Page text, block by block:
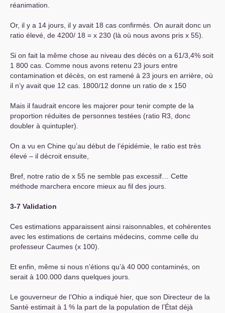
réanimation.
Or, il y a 14 jours, il y avait 18 cas confirmés. On aurait donc un
ratio élevé, de 4200/ 18 = x 230 (là où nous avons pris x 55).
Si on fait la même chose au niveau des décès on a 61/3,4% soit
1 800 cas. Comme nous avons retenu 23 jours entre
contamination et décès, on est ramené à 23 jours en arrière, où
il n’y avait que 12 cas. 1800/12 donne un ratio de x 150
Mais il faudrait encore les majorer pour tenir compte de la
proportion réduites de personnes testées (ratio R3, donc
doubler à quintupler).
On a vu en Chine qu’au début de l’épidémie, le ratio est très
élevé – il décroit ensuite,
Bref, notre ratio de x 55 ne semble pas excessif… Cette
méthode marchera encore mieux au fil des jours.
3-7 Validation
Ces estimations apparaissent ainsi raisonnables, et cohérentes
avec les estimations de certains médecins, comme celle du
professeur Caumes (x 100).
Et enfin, même si nous n’étions qu’à 40 000 contaminés, on
serait à 100.000 dans quelques jours.
Le gouverneur de l’Ohio a indiqué hier, que son Directeur de la
Santé estimait à 1% la part de la population de l’État déjà